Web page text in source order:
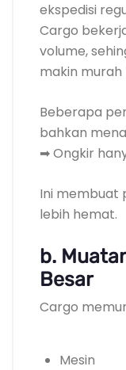
ekspedisi
Cargo
volume,
makin murah
Beberapa
bahkan
➡ Ongkir
Ini membuat
lebih hemat.
b.
Besar
Cargo
Mesin